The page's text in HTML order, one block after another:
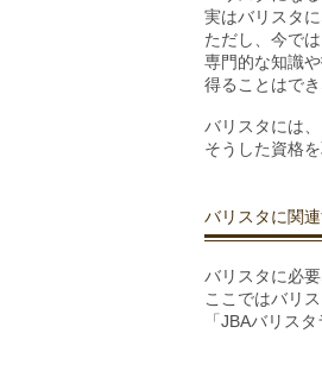
実はバリスタ
ただし、今で
専門的な知識
得ることはでき
バリスタには
そうした資格
バリスタに関
バリスタに必
ここではバリ
「JBAバリス